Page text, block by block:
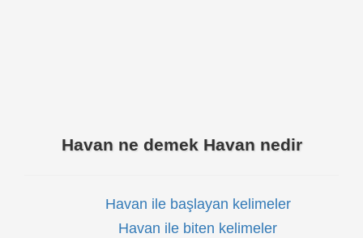
Havan ne demek Havan nedir
Havan ile başlayan kelimeler
Havan ile biten kelimeler